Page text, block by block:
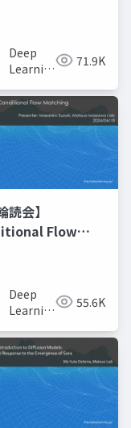
Deep
Learning
71.9K
読会】
Flow
Deep
Learning
55.6K